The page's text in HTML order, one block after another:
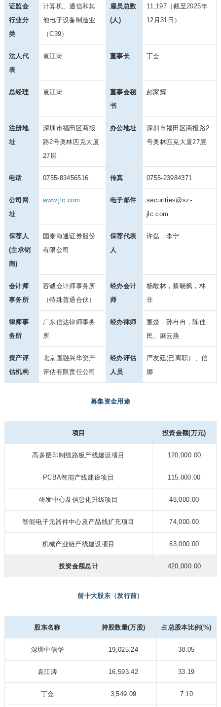
证监会
行业分
类
计算机、通信和其
他电子设备制造业
（C39）
雇员总数
(人)
11,197（截至2025年
12月31日）
法人代
表
袁江涛 董事长 丁会
总经理 袁江涛
董事会秘
书
彭家辉
注册地
址
深圳市福田区商报
路2号奥林匹克大厦
27层
办公地址
深圳市福田区商报路2
号奥林匹克大厦27层
电话 0755-83456516 传真 0755-23984371
公司网
址
www.jlc.com 电子邮件
securities@sz-
jlc.com
保荐人
(主承销
商)
国泰海通证券股份
有限公司
保荐代表
人
许磊，李宁
会计师
事务所
容诚会计师事务所
（特殊普通合伙）
经办会计
师
杨敢林，蔡晓枫，林
非
律师事
务所
广东信达律师事务
所
经办律师
董楚，孙冉冉，陈佳
民、麻云燕
资产评
估机构
北京国融兴华资产
评估有限责任公司
经办评估
人员
严友廷(已离职）、信
娜
募集资金用途
项目 投资金额(万元)
高多层印制线路板产线建设项目 120,000.00
PCBA智能产线建设项目 115,000.00
研发中心及信息化升级项目 48,000.00
智能电子元器件中心及产品线扩充项目 74,000.00
机械产业链产线建设项目 63,000.00
投资金额总计 420,000.00
前十大股东（发行前）
股东名称 持股数量(万股) 占总股本比例(%)
深圳中信华 19,025.24 38.05
袁江涛 16,593.42 33.19
丁会 3,549.09 7.10